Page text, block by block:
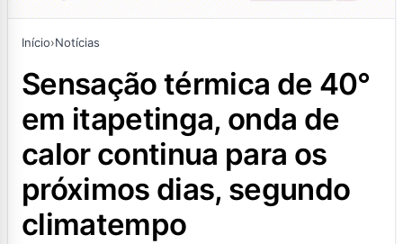
Início›Notícias
sensação térmica de 40°
em itapetinga, onda de
calor continua para os
próximos dias, segundo
climatempo